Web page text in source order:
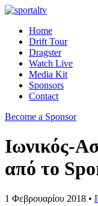
Home
Drift Tour
Dragster
Watch Live
Media Kit
Sponsors
Contact
Become a Sponsor
Ιωνικός-
από το
1 Φεβρουαρίου 2018 •